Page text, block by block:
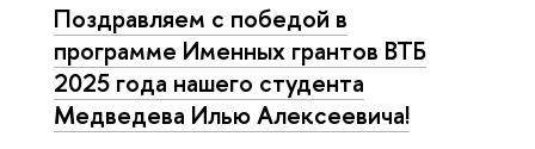
Поздравляем с победой в
программе Именных грантов ВТБ
2025 года нашего студента
Медведева Илью Алексеевича!